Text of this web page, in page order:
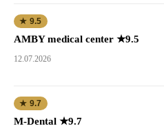
★ 9.5
AMBY medical center ★9.5
12.07.2026
★ 9.7
M-Dental ★9.7